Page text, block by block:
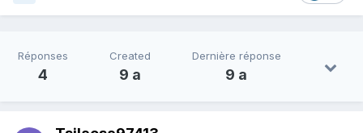
Réponses
4
Created
9 a
Dernière réponse
9 a